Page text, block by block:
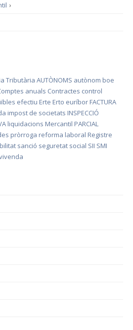
›
Tributària AUTÒNOMS autònom boe
anuals Contractes control
efectiu Erte Erto euríbor FACTURA
impost de societats INSPECCIÓ
liquidacions Mercantil PARCIAL
pròrroga reforma laboral Registre
sanció seguretat social SII SMI